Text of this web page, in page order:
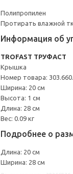
Полипропилен
Протирать влажной
Информация об
TROFAST ТРУФАСТ
Крышка
Номер товара:
Ширина: 20 см
Высота: 1 см
Длина: 28 см
Вес: 0.09 кг
Подробнее о
Длина: 20 см
Ширина: 28 см